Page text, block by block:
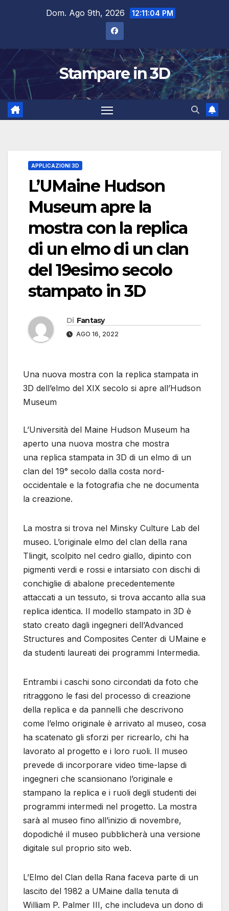
Dom. Ago 9th, 2026 12:11:05 PM
Stampare in 3D
APPLICAZIONI 3D
L’UMaine Hudson
Museum apre la
mostra con la replica
di un elmo di un clan
del 19esimo secolo
stampato in 3D
Di Fantasy
AGO 16, 2022
Una nuova mostra con la replica stampata in
3D dell’elmo del XIX secolo si apre all’Hudson
Museum
L’Università del Maine Hudson Museum ha
aperto una nuova mostra che mostra
una replica stampata in 3D di un elmo di un
clan del 19° secolo dalla costa nord-
occidentale e la fotografia che ne documenta
la creazione.
La mostra si trova nel Minsky Culture Lab del
museo. L’originale elmo del clan della rana
Tlingit, scolpito nel cedro giallo, dipinto con
pigmenti verdi e rossi e intarsiato con dischi di
conchiglie di abalone precedentemente
attaccati a un tessuto, si trova accanto alla sua
replica identica. Il modello stampato in 3D è
stato creato dagli ingegneri dell’Advanced
Structures and Composites Center di UMaine e
da studenti laureati dei programmi Intermedia.
Entrambi i caschi sono circondati da foto che
ritraggono le fasi del processo di creazione
della replica e da pannelli che descrivono
come l’elmo originale è arrivato al museo, cosa
ha scatenato gli sforzi per ricrearlo, chi ha
lavorato al progetto e i loro ruoli. Il museo
prevede di incorporare video time-lapse di
ingegneri che scansionano l’originale e
stampano la replica e i ruoli degli studenti dei
programmi intermedi nel progetto. La mostra
sarà al museo fino all’inizio di novembre,
dopodiché il museo pubblicherà una versione
digitale sul proprio sito web.
L’Elmo del Clan della Rana faceva parte di un
lascito del 1982 a UMaine dalla tenuta di
William P. Palmer III, che includeva un dono di